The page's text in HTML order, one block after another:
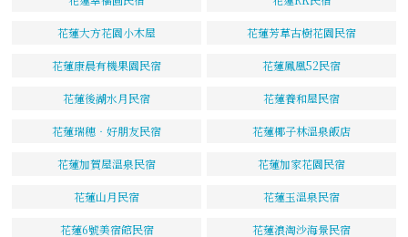
花蓮大方花園小木屋 花蓮芳草古樹花園民宿
花蓮康晨有機果園民宿 花蓮鳳凰52民宿
花蓮後湖水月民宿 花蓮養和屋民宿
花蓮瑞穗‧好朋友民宿 花蓮椰子林溫泉飯店
花蓮加賀屋溫泉民宿 花蓮加家花園民宿
花蓮山月民宿 花蓮玉溫泉民宿
花蓮6號美宿館民宿 花蓮浪淘沙海景民宿